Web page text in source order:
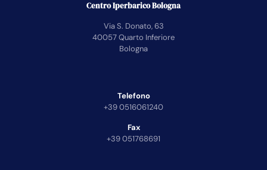
Centro Iperbarico Bologna
Via S. Donato, 63
40057 Quarto Inferiore
Bologna
Telefono
+39 0516061240
Fax
+39 051768691